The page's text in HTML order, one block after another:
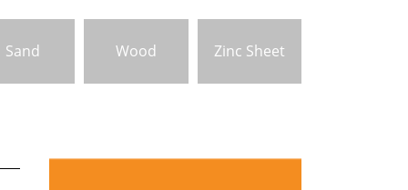
Sand Wood Zinc Sheet